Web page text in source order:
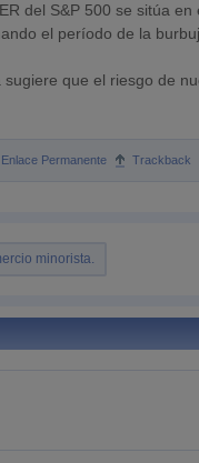
del S&P 500 se sitúa
el período de la
que el riesgo de
Enlace Permanente Trackback
minorista.